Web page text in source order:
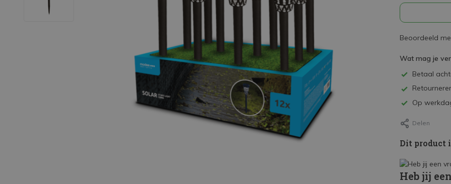
Beoordeeld
Wat mag je
Betaal
Op
Delen
Dit product
Heb jij